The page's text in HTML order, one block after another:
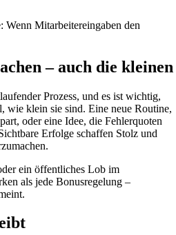
Wenn Mitarbeitereingaben den
– auch die kleinen
Prozess, und es ist wichtig,
wie klein sie sind. Eine neue Routine,
oder eine Idee, die Fehlerquoten
Erfolge schaffen Stolz und
ein öffentliches Lob im
als jede Bonusregelung –